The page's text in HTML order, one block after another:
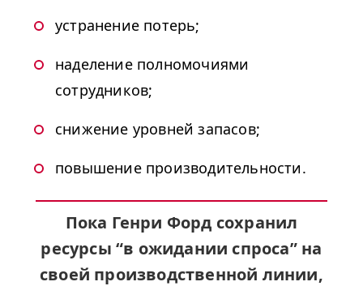
устранение потерь;
наделение полномочиями
сотрудников;
снижение уровней запасов;
повышение производительности.
Пока Генри Форд сохранил
ресурсы“в ожидании спроса” на
своей производственной линии,